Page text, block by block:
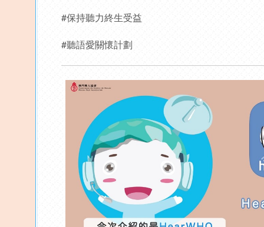
#保持聽力終生受益
#聽語愛關懷計劃